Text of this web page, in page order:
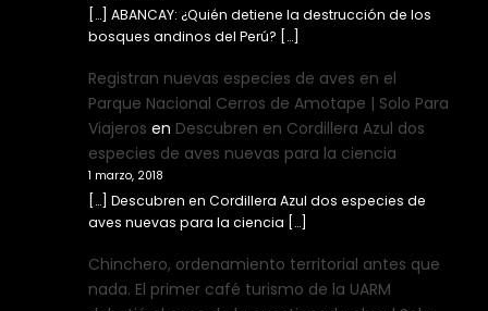
[…] ABANCAY: ¿Quién detiene la destrucción de los
bosques andinos del Perú? […]
Registran nuevas especies de aves en el
Parque Nacional Cerros de Amotape | Solo Para
Viajeros en Descubren en Cordillera Azul dos
especies de aves nuevas para la ciencia
1 marzo, 2018
[…] Descubren en Cordillera Azul dos especies de
aves nuevas para la ciencia […]
Chinchero, ordenamiento territorial antes que
nada. El primer café turismo de la UARM